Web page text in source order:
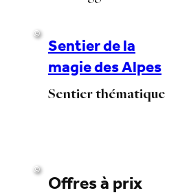
©
Sentier de la
magie des Alpes
Sentier thématique
©
Offres à prix